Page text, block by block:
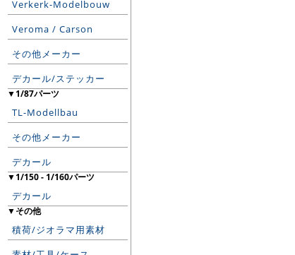
Verkerk-Modelbouw
Veroma / Carson
その他メーカー
デカール/ステッカー
▼1/87パーツ
TL-Modellbau
その他メーカー
デカール
▼1/150 - 1/160パーツ
デカール
▼その他
積荷/ジオラマ用素材